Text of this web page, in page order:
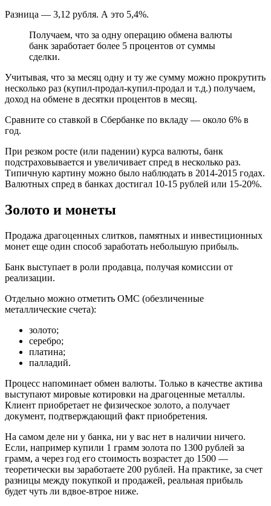
Разница — 3,12 рубля. А это 5,4%.
Получаем, что за одну операцию обмена валюты
банк заработает более 5 процентов от суммы
сделки.
Учитывая, что за месяц одну и ту же сумму можно прокрутить
несколько раз (купил-продал-купил-продал и т.д.) получаем,
доход на обмене в десятки процентов в месяц.
Сравните со ставкой в Сбербанке по вкладу — около 6% в
год.
При резком росте (или падении) курса валюты, банк
подстраховывается и увеличивает спред в несколько раз.
Типичную картину можно было наблюдать в 2014-2015 годах.
Валютных спред в банках достигал 10-15 рублей или 15-20%.
Золото и монеты
Продажа драгоценных слитков, памятных и инвестиционных
монет еще один способ заработать небольшую прибыль.
Банк выступает в роли продавца, получая комиссии от
реализации.
Отдельно можно отметить ОМС (обезличенные
металлические счета):
золото;
серебро;
платина;
палладий.
Процесс напоминает обмен валюты. Только в качестве актива
выступают мировые котировки на драгоценные металлы.
Клиент приобретает не физическое золото, а получает
документ, подтверждающий факт приобретения.
На самом деле ни у банка, ни у вас нет в наличии ничего.
Если, например купили 1 грамм золота по 1300 рублей за
грамм, а через год его стоимость возрастет до 1500 —
теоретически вы заработаете 200 рублей. На практике, за счет
разницы между покупкой и продажей, реальная прибыль
будет чуть ли вдвое-втрое ниже.